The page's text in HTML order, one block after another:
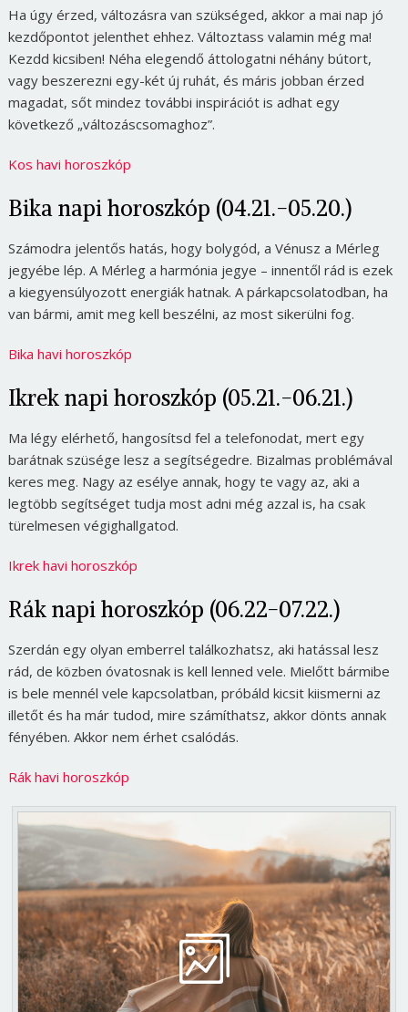
Ha úgy érzed, változásra van szükséged, akkor a mai nap jó
kezdőpontot jelenthet ehhez. Változtass valamin még ma!
Kezdd kicsiben! Néha elegendő áttologatni néhány bútort,
vagy beszerezni egy-két új ruhát, és máris jobban érzed
magadat, sőt mindez további inspirációt is adhat egy
következő „változáscsomaghoz”.
Kos havi horoszkóp
Bika napi horoszkóp (04.21.-05.20.)
Számodra jelentős hatás, hogy bolygód, a Vénusz a Mérleg
jegyébe lép. A Mérleg a harmónia jegye – innentől rád is ezek
a kiegyensúlyozott energiák hatnak. A párkapcsolatodban, ha
van bármi, amit meg kell beszélni, az most sikerülni fog.
Bika havi horoszkóp
Ikrek napi horoszkóp (05.21.-06.21.)
Ma légy elérhető, hangosítsd fel a telefonodat, mert egy
barátnak szüsége lesz a segítségedre. Bizalmas problémával
keres meg. Nagy az esélye annak, hogy te vagy az, aki a
legtöbb segítséget tudja most adni még azzal is, ha csak
türelmesen végighallgatod.
Ikrek havi horoszkóp
Rák napi horoszkóp (06.22-07.22.)
Szerdán egy olyan emberrel találkozhatsz, aki hatással lesz
rád, de közben óvatosnak is kell lenned vele. Mielőtt bármibe
is bele mennél vele kapcsolatban, próbáld kicsit kiismerni az
illetőt és ha már tudod, mire számíthatsz, akkor dönts annak
fényében. Akkor nem érhet csalódás.
Rák havi horoszkóp